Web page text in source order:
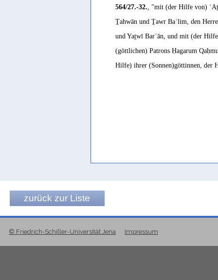
564/27.-32., "mit (der Hilfe von)
Ṯahwān und Ṯawr Baʿlim, den
und Yaṯwī Barʾān, und mit (der
(göttlichen) Patrons Ḥagarum
Hilfe) ihrer (Sonnen)göttinnen, der
zurück zur Liste
© Friedrich-Schiller-Universität Jena Impressum